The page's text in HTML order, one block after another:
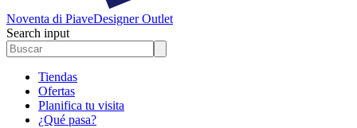
Noventa di PiaveDesigner Outlet
Search input
Tiendas
Ofertas
Planifica tu visita
¿Qué pasa?